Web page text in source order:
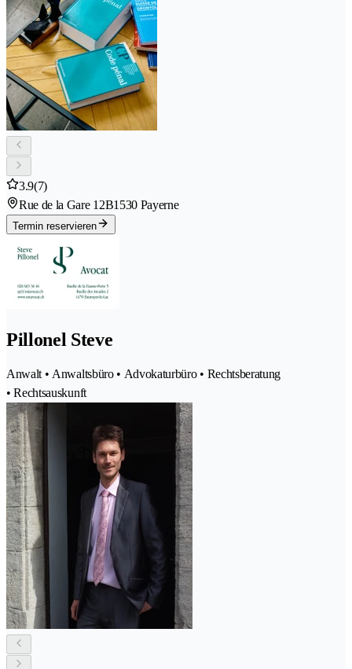
3.9(7)
Rue de la Gare 12B1530 Payerne
Termin reservieren
Pillonel Steve
Anwalt • Anwaltsbüro • Advokaturbüro • Rechtsberatung
• Rechtsauskunft